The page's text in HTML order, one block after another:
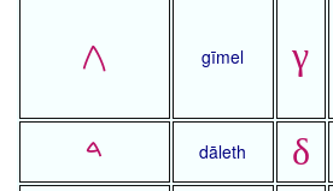
𐤂 gīmel γ
𐤃
dāleth δ